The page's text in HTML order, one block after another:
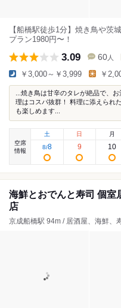
【船橋駅徒歩1分】焼き鳥や茨
プラン1980円〜！
3.09 60 人
￥3,000～￥3,999 ￥
...焼き鳥は甘辛のタレが絶品で、
理はコスパ抜群！ 料理に添えられ
も楽しめます...
空席
情報
土
8/8
日
9
月
10
海鮮とおでんと寿司 個室
店
京成船橋駅 94m / 居酒屋、海鮮、